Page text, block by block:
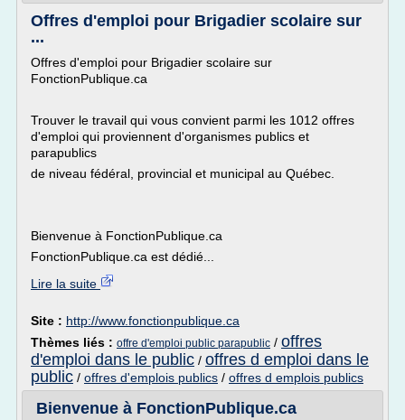
Offres d'emploi pour Brigadier scolaire sur
...
Offres d'emploi pour Brigadier scolaire sur
FonctionPublique.ca
Trouver le travail qui vous convient parmi les 1012 offres
d'emploi qui proviennent d'organismes publics et
parapublics
de niveau fédéral, provincial et municipal au Québec.
Bienvenue à FonctionPublique.ca
FonctionPublique.ca est dédié...
Lire la suite
Site : http://www.fonctionpublique.ca
Thèmes liés : offre d'emploi public parapublic / offres
d'emploi dans le public / offres d emploi dans le
public / offres d'emplois publics / offres d emplois publics
Bienvenue à FonctionPublique.ca